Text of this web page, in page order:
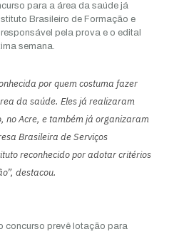
para a área da saúde já
Brasileiro de Formação e
pela prova e o edital
semana.
por quem costuma fazer
da saúde. Eles já realizaram
no Acre, e também já organizaram
Brasileira de Serviços
reconhecido por adotar critérios
destacou.
concurso prevê lotação para